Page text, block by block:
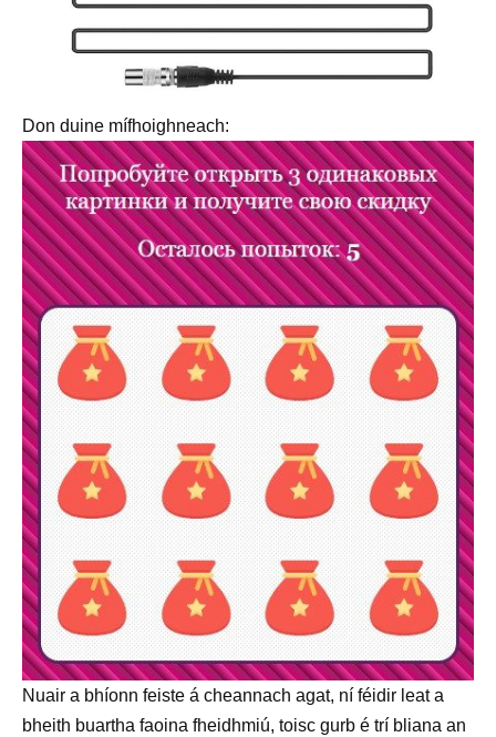
Don duine mífhoighneach:
Nuair a bhíonn feiste á cheannach agat, ní féidir leat a
bheith buartha faoina fheidhmiú, toisc gurb é trí bliana an